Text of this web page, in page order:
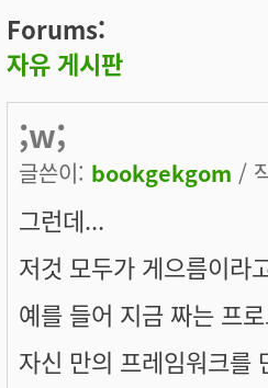
Forums:
자유 게시판
;w;
글쓴이: bookgekgom /
그런데...
저것 모두가 게으름이라
예를 들어 지금 짜는 프
자신 만의 프레임워크를